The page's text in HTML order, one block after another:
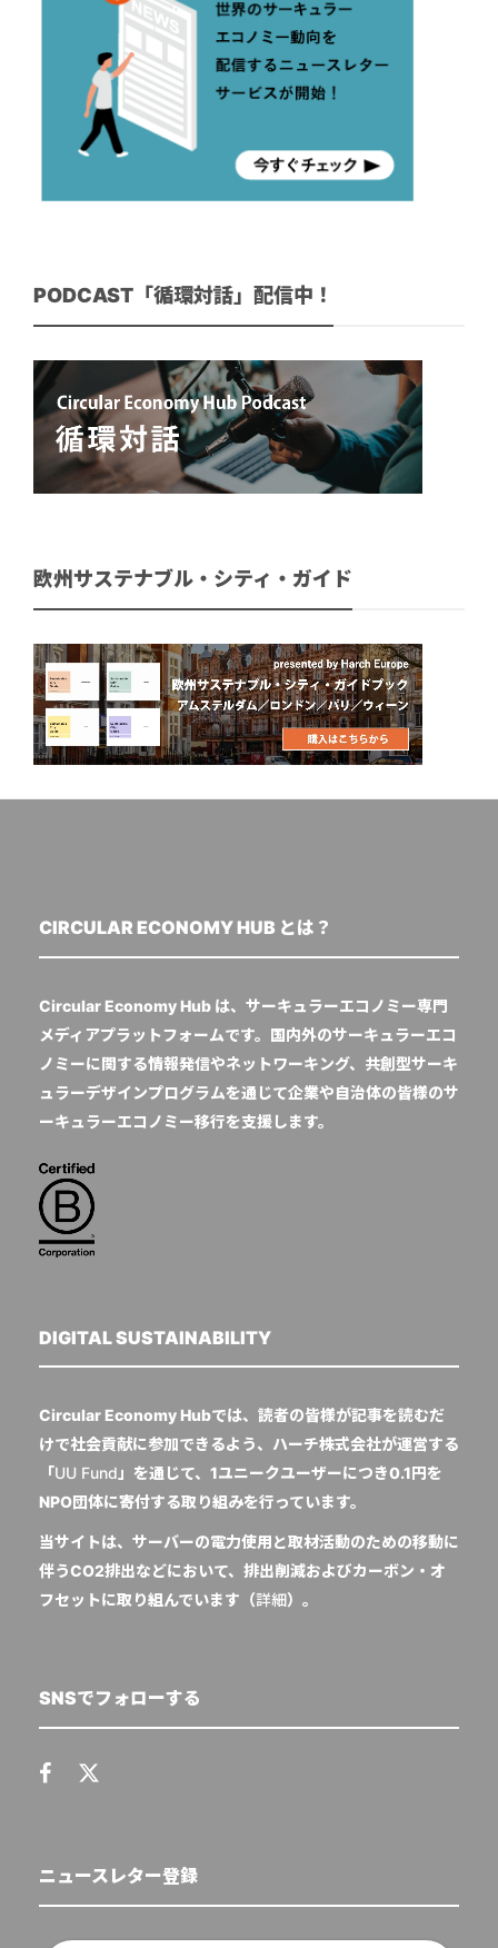
PODCAST「循環対話」配信中！
欧州サステナブル・シティ・ガイド
CIRCULAR ECONOMY HUB とは？
Circular Economy Hub は、サーキュラーエコノミー専門
メディアプラットフォームです。国内外のサーキュラーエコ
ノミーに関する情報発信やネットワーキング、共創型サーキ
ュラーデザインプログラムを通じて企業や自治体の皆様のサ
ーキュラーエコノミー移行を支援します。
DIGITAL SUSTAINABILITY
Circular Economy Hubでは、読者の皆様が記事を読むだ
けで社会貢献に参加できるよう、ハーチ株式会社が運営する
「UU Fund 」を通じて、1ユニークユーザーにつき0.1円を
NPO団体に寄付する取り組みを行っています。
当サイトは、サーバーの電力使用と取材活動のための移動に
伴うCO2排出などにおいて、排出削減およびカーボン・オ
フセットに取り組んでいます（詳細）。
SNSでフォローする
ニュースレター登録